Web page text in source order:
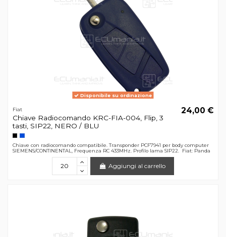
Disponibile su ordinazione
Fiat
Chiave Radiocomando KRC-FIA-004, Flip, 3
tasti, SIP22, NERO / BLU
24,00 €
Chiave con radiocomando compatibile. Transponder PCF7941 per body computer
SIEMENS/CONTINENTAL, Frequenza RC 433MHz. Profilo lama SIP22. Fiat: Panda
Aggiungi al carrello